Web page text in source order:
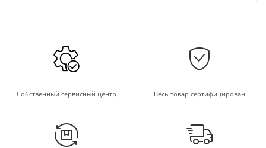
Собственный сервисный центр Весь товар сертифицирован